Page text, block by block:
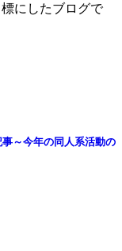
にしたブログで
事～今年の同人系活動の